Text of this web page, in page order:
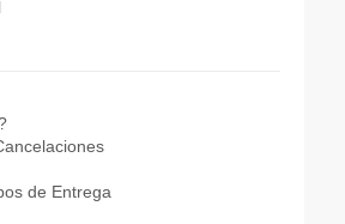
de Entrega